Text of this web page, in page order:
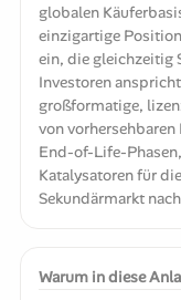
globalen
einzigartige
ein, die gleichzeitig
Investoren
großformatige,
von
End-of-Life-
Katalysatoren für
Sekundärmarkt
Warum in diese